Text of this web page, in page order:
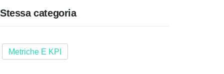
Stessa categoria
Metriche E KPI